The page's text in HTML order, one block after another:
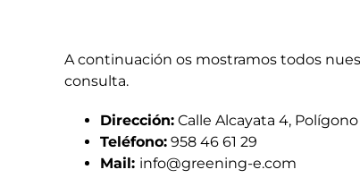
A continuación os mostramos todos
consulta.
Dirección: Calle Alcayata 4,
Teléfono: 958 46 61 29
Mail: info@greening-e.com